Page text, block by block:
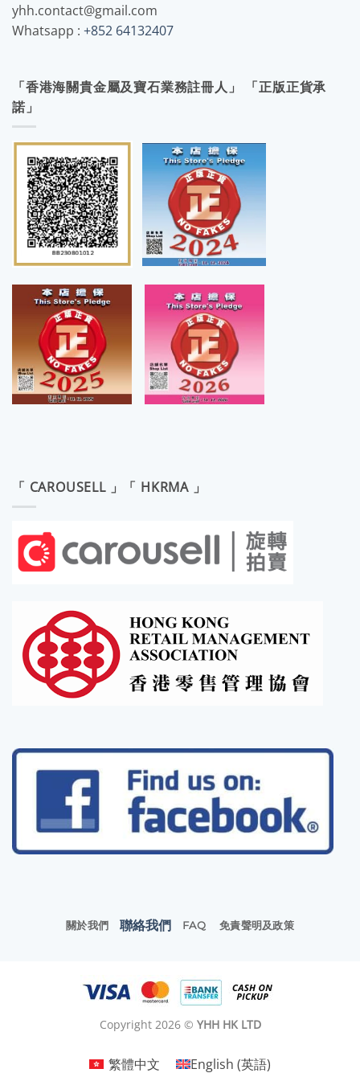
yhh.contact@gmail.com
Whatsapp : +852 64132407
「香港海關貴金屬及寶石業務註冊人」 「正版正貨承
諾」
「 CAROUSELL 」「 HKRMA 」
關於我們 聯絡我們 FAQ 免責聲明及政策
Copyright 2026 © YHH HK LTD
繁體中文 English (英語)